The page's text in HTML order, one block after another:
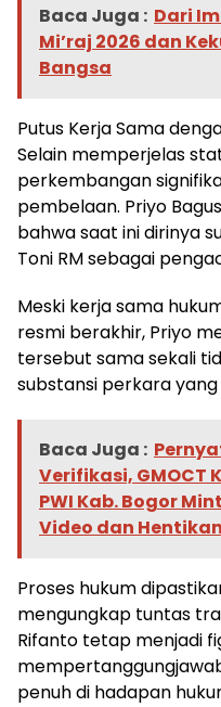
Baca Juga : Dari
Mi’raj 2026 dan
Bangsa
Putus Kerja Sama
Selain memperjelas
perkembangan
pembelaan. Priyo
bahwa saat ini dirinya
Toni RM sebagai
Meski kerja sama
resmi berakhir, Priyo
tersebut sama sekali
substansi perkara
Baca Juga :
Verifikasi, GMOCT
PWI Kab. Bogor
Video dan
Proses hukum
mengungkap tuntas
Rifanto tetap menjadi
penuh di hadapan